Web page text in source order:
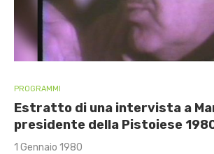
PROGRAMMI
Estratto di una intervista a
presidente della Pistoiese
1 Gennaio 1980